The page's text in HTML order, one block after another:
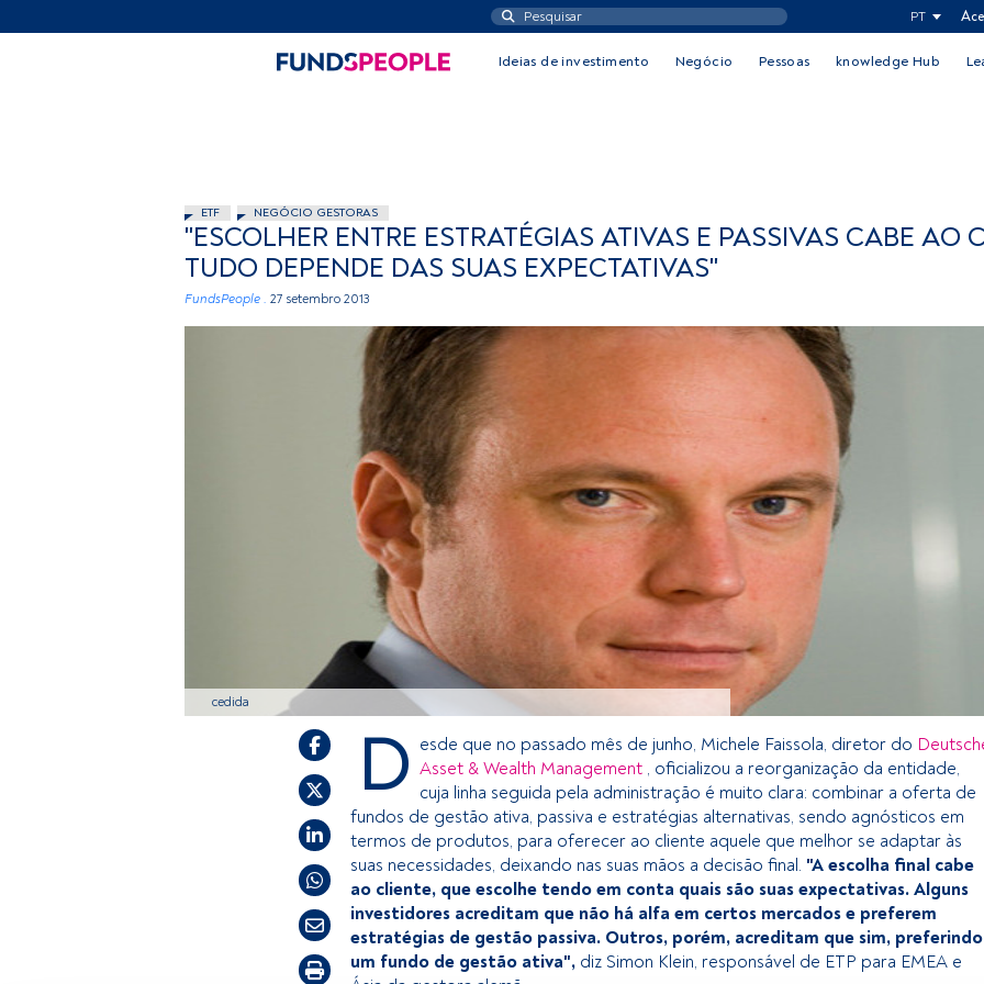
PT
Ideias de investimento Negócio Pessoas knowledge Hub
ETF NEGÓCIO GESTORAS
"ESCOLHER ENTRE ESTRATÉGIAS ATIVAS E PASSIVAS CABE AO
TUDO DEPENDE DAS SUAS EXPECTATIVAS"
FundsPeople . 27 setembro 2013
cedida
D esde que no passado mês de junho, Michele Faissola, diretor do
Asset & Wealth Management , oficializou a reorganização da entidade,
cuja linha seguida pela administração é muito clara: combinar a oferta de
fundos de gestão ativa, passiva e estratégias alternativas, sendo agnósticos em
termos de produtos, para oferecer ao cliente aquele que melhor se adaptar às
suas necessidades, deixando nas suas mãos a decisão final. "A escolha final cabe
ao cliente, que escolhe tendo em conta quais são suas expectativas. Alguns
investidores acreditam que não há alfa em certos mercados e preferem
estratégias de gestão passiva. Outros, porém, acreditam que sim, preferindo
um fundo de gestão ativa", diz Simon Klein, responsável de ETP para EMEA e